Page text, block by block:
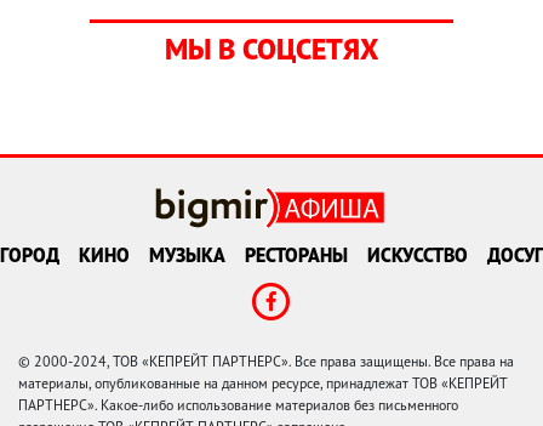
МЫ В СОЦСЕТЯХ
ГОРОД КИНО МУЗЫКА РЕСТОРАНЫ ИСКУССТВО ДОСУГ
© 2000-2024, ТОВ «КЕПРЕЙТ ПАРТНЕРС». Все права защищены. Все права на
материалы, опубликованные на данном ресурсе, принадлежат ТОВ «КЕПРЕЙТ
ПАРТНЕРС». Какое-либо использование материалов без письменного